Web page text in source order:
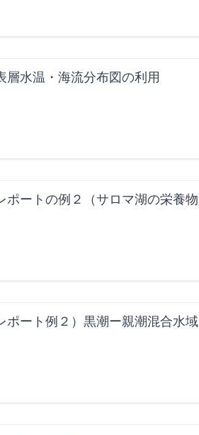
層水温・海流分布図の利用
ポートの例２（サロマ湖の栄養
ポート例２）黒潮ー親潮混合水